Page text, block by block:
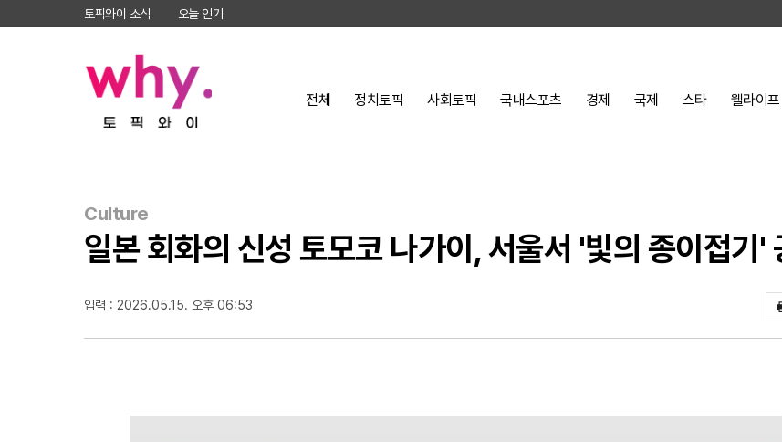
토픽와이 소식 오늘 인기
전체 정치토픽 사회토픽 국내스포츠 경제 국제 스타 웰라이프
Culture
일본 회화의 신성 토모코 나가이, 서울서 '빛의 종이접기'
입력 : 2026.05.15. 오후 06:53